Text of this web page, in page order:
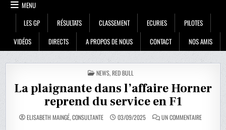
MENU
LES GP
RÉSULTATS CLASSEMENT ECURIES
PILOTES
VIDÉOS
DIRECTS A PROPOS DE NOUS CONTACT NOS AMIS
POSTED
IN
NEWS,RED BULL
La plaignante dans l’affaire Horner
reprend du service en F1
ELISABETH MAINGÉ, CONSULTANTE 03/09/2025 UN COMMENTAIRESUR
LA